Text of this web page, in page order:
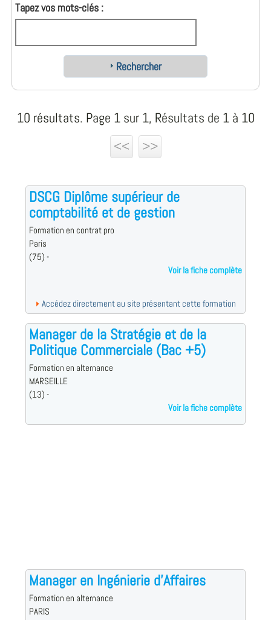
Tapez vos mots-clés :
Rechercher
10 résultats. Page 1 sur 1, Résultats de 1 à 10
<<
>>
DSCG Diplôme supérieur de
comptabilité et de gestion
Formation en contrat pro
Paris
(75) -
Voir la fiche complète
Accédez directement au site présentant cette formation
Manager de la Stratégie et de la
Politique Commerciale (Bac +5)
Formation en alternance
MARSEILLE
(13) -
Voir la fiche complète
Manager en Ingénierie d'Affaires
Formation en alternance
PARIS